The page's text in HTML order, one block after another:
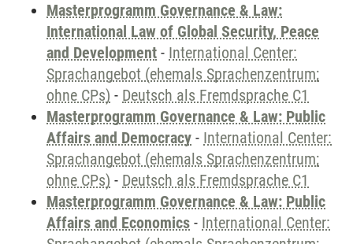
Masterprogramm Governance & Law:
International Law of Global Security, Peace
and Development - International Center:
Sprachangebot (ehemals Sprachenzentrum;
ohne CPs) - Deutsch als Fremdsprache C1
Masterprogramm Governance & Law: Public
Affairs and Democracy - International Center:
Sprachangebot (ehemals Sprachenzentrum;
ohne CPs) - Deutsch als Fremdsprache C1
Masterprogramm Governance & Law: Public
Affairs and Economics - International Center: